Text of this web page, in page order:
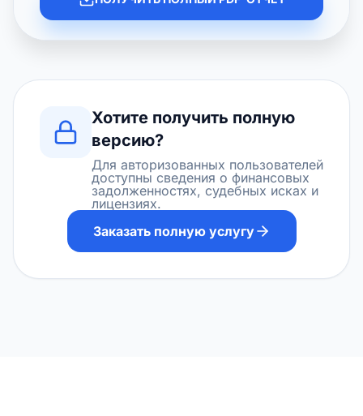
Хотите получить полную
версию?
Для авторизованных пользователей
доступны сведения о финансовых
задолженностях, судебных исках и
лицензиях.
Заказать полную услугу